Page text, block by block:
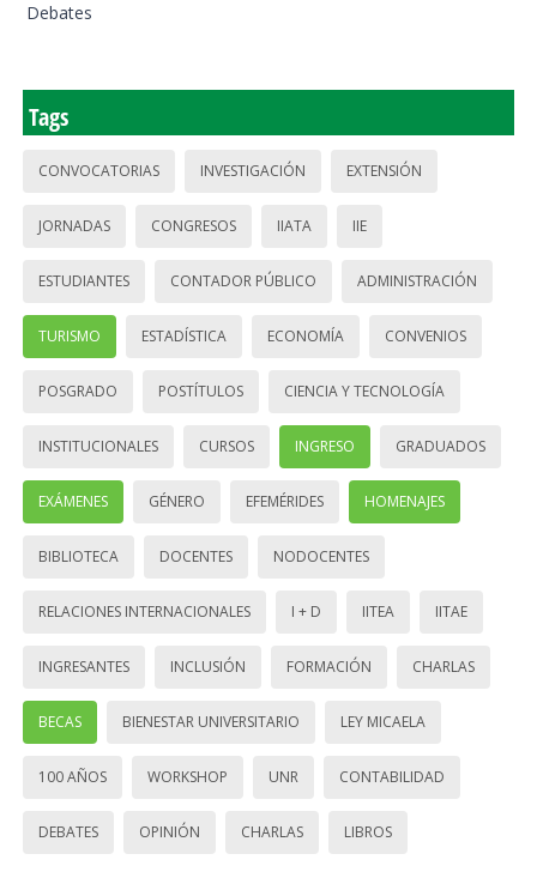
Debates
Tags
CONVOCATORIAS INVESTIGACIÓN EXTENSIÓN
JORNADAS CONGRESOS IIATA IIE
ESTUDIANTES CONTADOR PÚBLICO ADMINISTRACIÓN
TURISMO ESTADÍSTICA ECONOMÍA CONVENIOS
POSGRADO POSTÍTULOS CIENCIA Y TECNOLOGÍA
INSTITUCIONALES CURSOS INGRESO GRADUADOS
EXÁMENES GÉNERO EFEMÉRIDES HOMENAJES
BIBLIOTECA DOCENTES NODOCENTES
RELACIONES INTERNACIONALES I + D IITEA IITAE
INGRESANTES INCLUSIÓN FORMACIÓN CHARLAS
BECAS BIENESTAR UNIVERSITARIO LEY MICAELA
100 AÑOS WORKSHOP UNR CONTABILIDAD
DEBATES OPINIÓN CHARLAS LIBROS